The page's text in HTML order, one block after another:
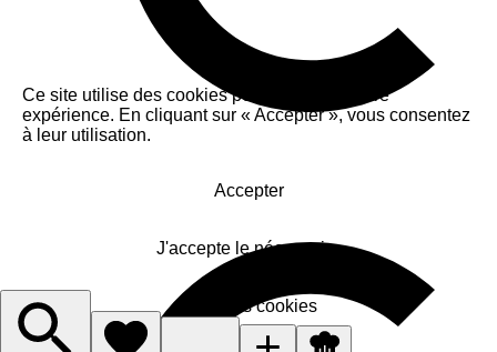
Ce site utilise des cookies pour améliorer votre
expérience. En cliquant sur « Accepter », vous consentez
à leur utilisation.
Accepter
J'accepte le nécessaire
Gérer les cookies